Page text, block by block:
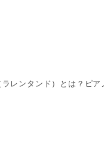
レンタンド）とは？ピア